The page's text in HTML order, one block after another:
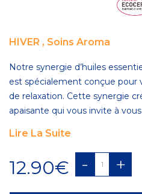
HIVER , Soins Aroma
Notre synergie d’huiles
est spécialement conçue pour
de relaxation. Cette synergie
apaisante qui vous invite à
Lire La Suite
12.90€ - +